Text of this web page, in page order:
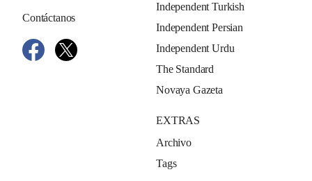
Contáctanos
Independent Turkish
Independent Persian
Independent Urdu
The Standard
Novaya Gazeta
EXTRAS
Archivo
Tags